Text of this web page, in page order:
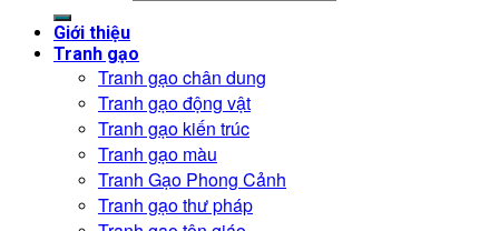
Giới thiệu
Tranh gạo
Tranh gạo chân dung
Tranh gạo động vật
Tranh gạo kiến trúc
Tranh gạo màu
Tranh Gạo Phong Cảnh
Tranh gạo thư pháp